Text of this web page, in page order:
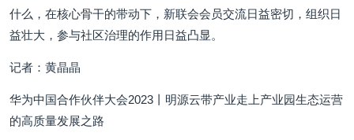
什么，在核心骨干的带动下，新联会会员交流日益密切，组织日
益壮大，参与社区治理的作用日益凸显。
记者：黄晶晶
华为中国合作伙伴大会2023丨明源云带产业走上产业园生态运营
的高质量发展之路